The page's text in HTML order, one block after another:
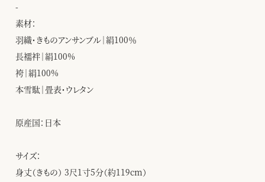
-
素材：
羽織・きものアンサンブル｜絹100％
長襦袢｜絹100%
袴｜絹100%
本雪駄｜畳表・ウレタン
原産国：日本
サイズ：
身丈（きもの） 3尺1寸5分（約119cm）